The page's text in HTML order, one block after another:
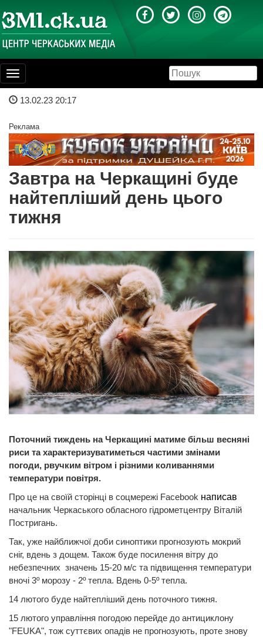
Toggle
navigation
13.02.23 20:17
Реклама
Завтра на Черкащині буде
найтепліший день цього
тижня
Поточний тиждень на Черкащині матиме більш весняні
риси та характеризуватиметься частими змінами
погоди, рвучким вітром і різними коливаннями
температури повітря.
Про це на своїй сторінці в соцмережі Facebook написав
начальник Черкаського обласного гідрометцентру Віталій
Постригань.
Так, уже найближчої доби синоптики прогнозують мокрий
сніг, вдень з дощем. Також буде посилення вітру до
небезпечних значень 15-20 м/с та підвищення температури
вночі 3º морозу - 2º тепла. Вдень 0-5º тепла.
14 лютого буде найтепліший день поточного тижня.
15 лютого управління погодою перейде до антициклону
"FEUKA", тож суттєвих опадів не прогнозують, проте знову